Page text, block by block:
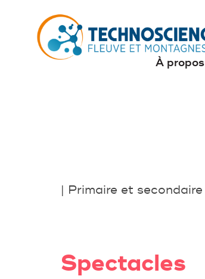
À propos
| Primaire et secondaire
Spectacles